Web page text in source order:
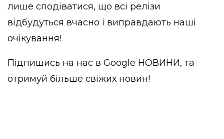
лише сподіватися, що всі релізи
відбудуться вчасно і виправдають наші
очікування!
Підпишись на нас в Google НОВИНИ, та
отримуй більше свіжих новин!